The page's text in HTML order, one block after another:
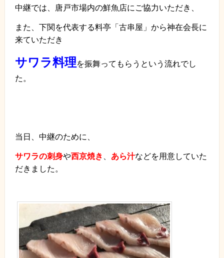
中継では、唐戸市場内の鮮魚店にご協力いただき、
また、下関を代表する料亭「古串屋」から神在会長に
来ていただき
サワラ料理を振舞ってもらうという流れでし
た。
当日、中継のために、
サワラの刺身や西京焼き あら汁などを用意していた
だきました。